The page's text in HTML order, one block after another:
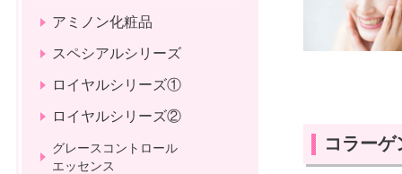
コラー
アミノン化粧品
スペシアルシリーズ
ロイヤルシリーズ①
ロイヤルシリーズ②
グレースコントロール
エッセンス